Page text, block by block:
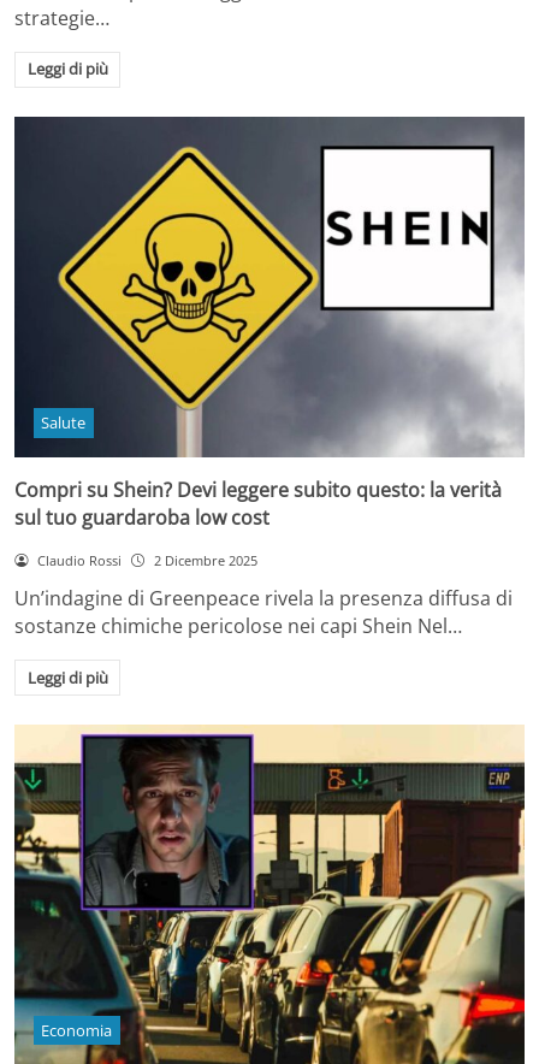
strategie…
Leggi di più
Salute
Compri su Shein? Devi leggere subito questo: la verità
sul tuo guardaroba low cost
Claudio Rossi 2 Dicembre 2025
Un’indagine di Greenpeace rivela la presenza diffusa di
sostanze chimiche pericolose nei capi Shein Nel…
Leggi di più
Economia